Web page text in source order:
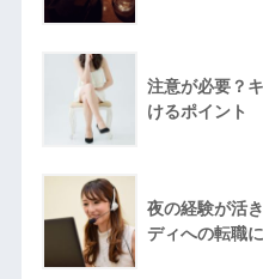
注意が必要？
けるポイント
夜の経験が活
ディへの転職